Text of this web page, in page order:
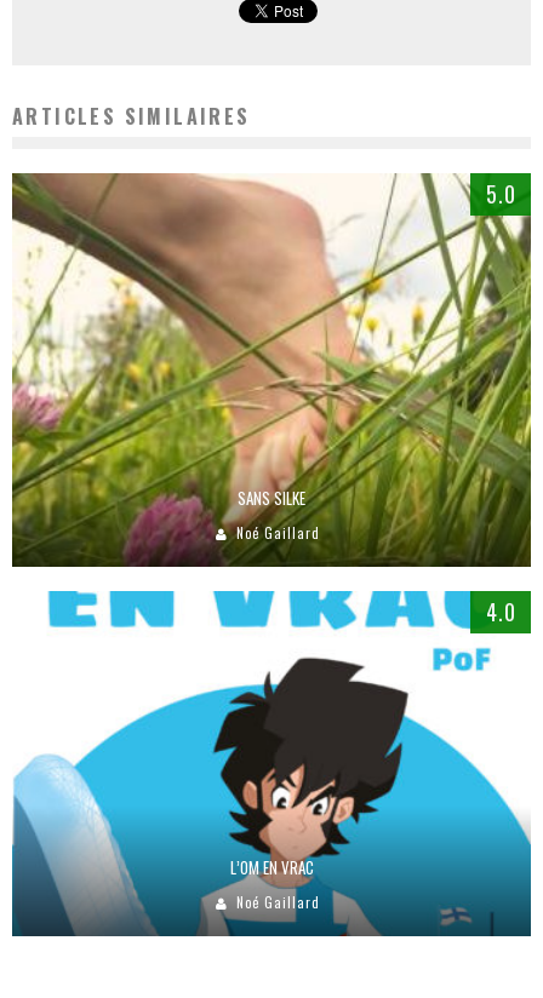
ARTICLES SIMILAIRES
5.0
SANS SILKE
Noé Gaillard
4.0
L’OM EN VRAC
Noé Gaillard